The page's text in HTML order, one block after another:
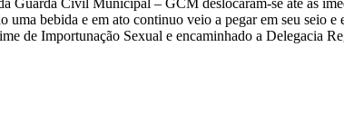
uma bebida e em ato continuo veio a pegar em seu seio
de Importunação Sexual e encaminhado a Delegacia